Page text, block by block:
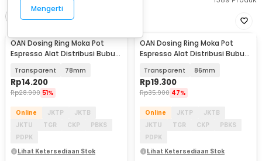
Urutkan
Akan Datang
OAN Dosing Ring Moka Pot
Espresso Alat Distribusi Bubuk
Transparent 78mm
Rp14.200
Rp28.900 51%
Online JKTP
JKTB
JKTU
TGR CKP
PBKS
PDPK
Lihat Ketersediaan Stok
Akan Datang
OAN Dosing Ring Moka Pot
Espresso Alat Distribusi Bubuk
Transparent 86mm
Rp19.300
Rp35.900 47%
Online JKTP
JKTB
JKTU
TGR CKP
PBKS
PDPK
Lihat Ketersediaan Stok
Mengerti